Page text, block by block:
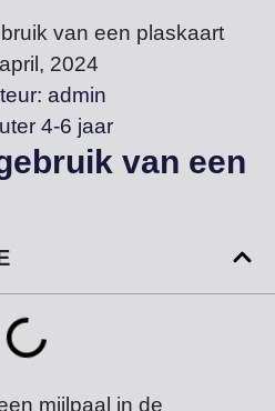
2024
admin
4-6 jaar
van een
mijlpaal in de